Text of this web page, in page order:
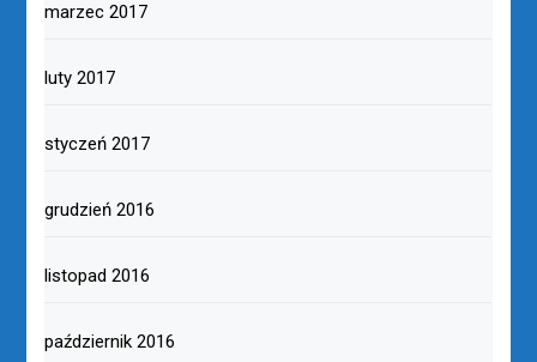
marzec 2017
luty 2017
styczeń 2017
grudzień 2016
listopad 2016
październik 2016